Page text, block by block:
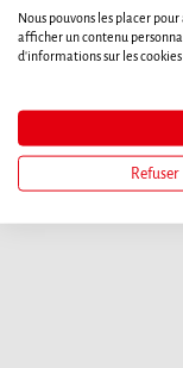
Nous pouvons les placer
afficher un contenu
d'informations sur les
Refuser